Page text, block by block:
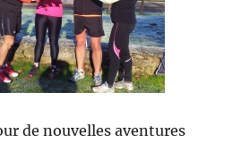
de nouvelles aventures